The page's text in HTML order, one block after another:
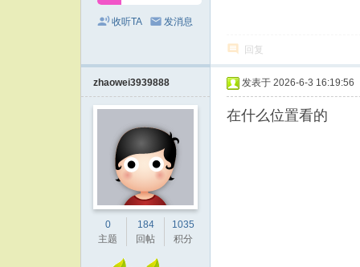
收听TA 发消息
回复
zhaowei3939888
0
主题
184
回帖
1035
积分
发表于 2026-6-3 16:19:56
在什么位置看的